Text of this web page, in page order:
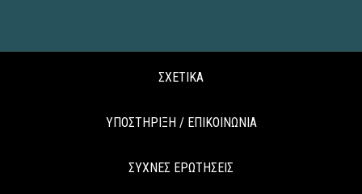
ΣΧΕΤΙΚΑ
ΥΠΟΣΤΗΡΙΞΗ / ΕΠΙΚΟΙΝΩΝΙΑ
ΣΥΧΝΕΣ ΕΡΩΤΗΣΕΙΣ